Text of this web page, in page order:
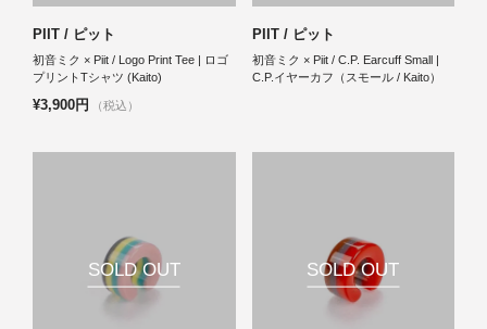
PIIT / ピット
初音ミク × Piit / Logo Print Tee | ロゴ
プリントTシャツ (Kaito)
¥3,900円 （税込）
PIIT / ピット
初音ミク × Piit / C.P. Earcuff Small |
C.P.イヤーカフ（スモール / Kaito）
SOLD OUT SOLD OUT